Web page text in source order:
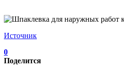
Источник
0
Поделится